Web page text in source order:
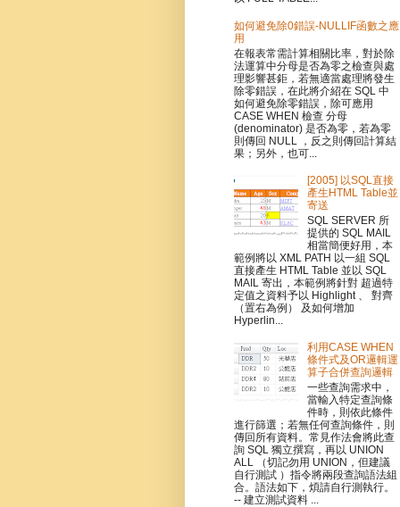
如何避免除0錯誤-NULLIF函數之應
用
在報表常需計算相關比率，對於除
法運算中分母是否為零之檢查與處
理影響甚鉅，若無適當處理將發生
除零錯誤，在此將介紹在 SQL 中
如何避免除零錯誤，除可應用
CASE WHEN 檢查 分母
(denominator) 是否為零，若為零
則傳回 NULL ，反之則傳回計算結
果；另外，也可...
[2005] 以SQL直接
產生HTML Table並
寄送
SQL SERVER 所
提供的 SQL MAIL
相當簡便好用，本
範例將以 XML PATH 以一組 SQL
直接產生 HTML Table 並以 SQL
MAIL 寄出，本範例將針對 超過特
定值之資料予以 Highlight 、 對齊
（置右為例） 及如何增加
Hyperlin...
利用CASE WHEN
條件式及OR邏輯運
算子合併查詢邏輯
一些查詢需求中，
當輸入特定查詢條
件時，則依此條件
進行篩選；若無任何查詢條件，則
傳回所有資料。常見作法會將此查
詢 SQL 獨立撰寫，再以 UNION
ALL （切記勿用 UNION，但建議
自行測試 ）指令將兩段查詢語法組
合。語法如下，煩請自行測執行。
-- 建立測試資料 ...